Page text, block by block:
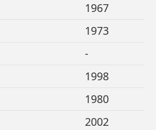
1967
1973
-
1998
1980
2002